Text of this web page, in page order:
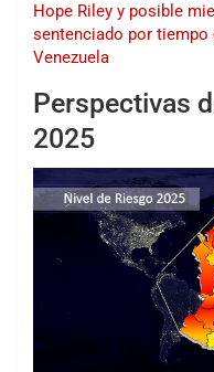
Hope Riley y posible
sentenciado por
Venezuela
Perspectivas
2025